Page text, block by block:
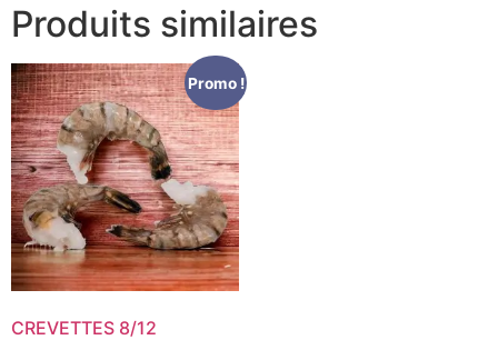
Produits similaires
Promo !
CREVETTES 8/12